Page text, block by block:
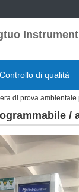
Controllo di qualità
di prova
/